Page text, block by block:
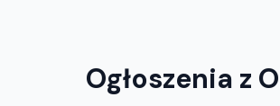
Ogłoszenia z